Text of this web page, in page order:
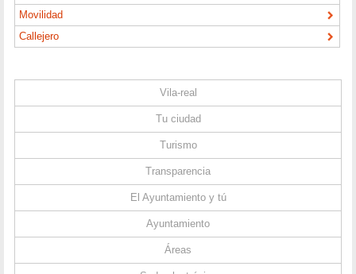
Movilidad
Callejero
Vila-real
Tu ciudad
Turismo
Transparencia
El Ayuntamiento y tú
Ayuntamiento
Áreas